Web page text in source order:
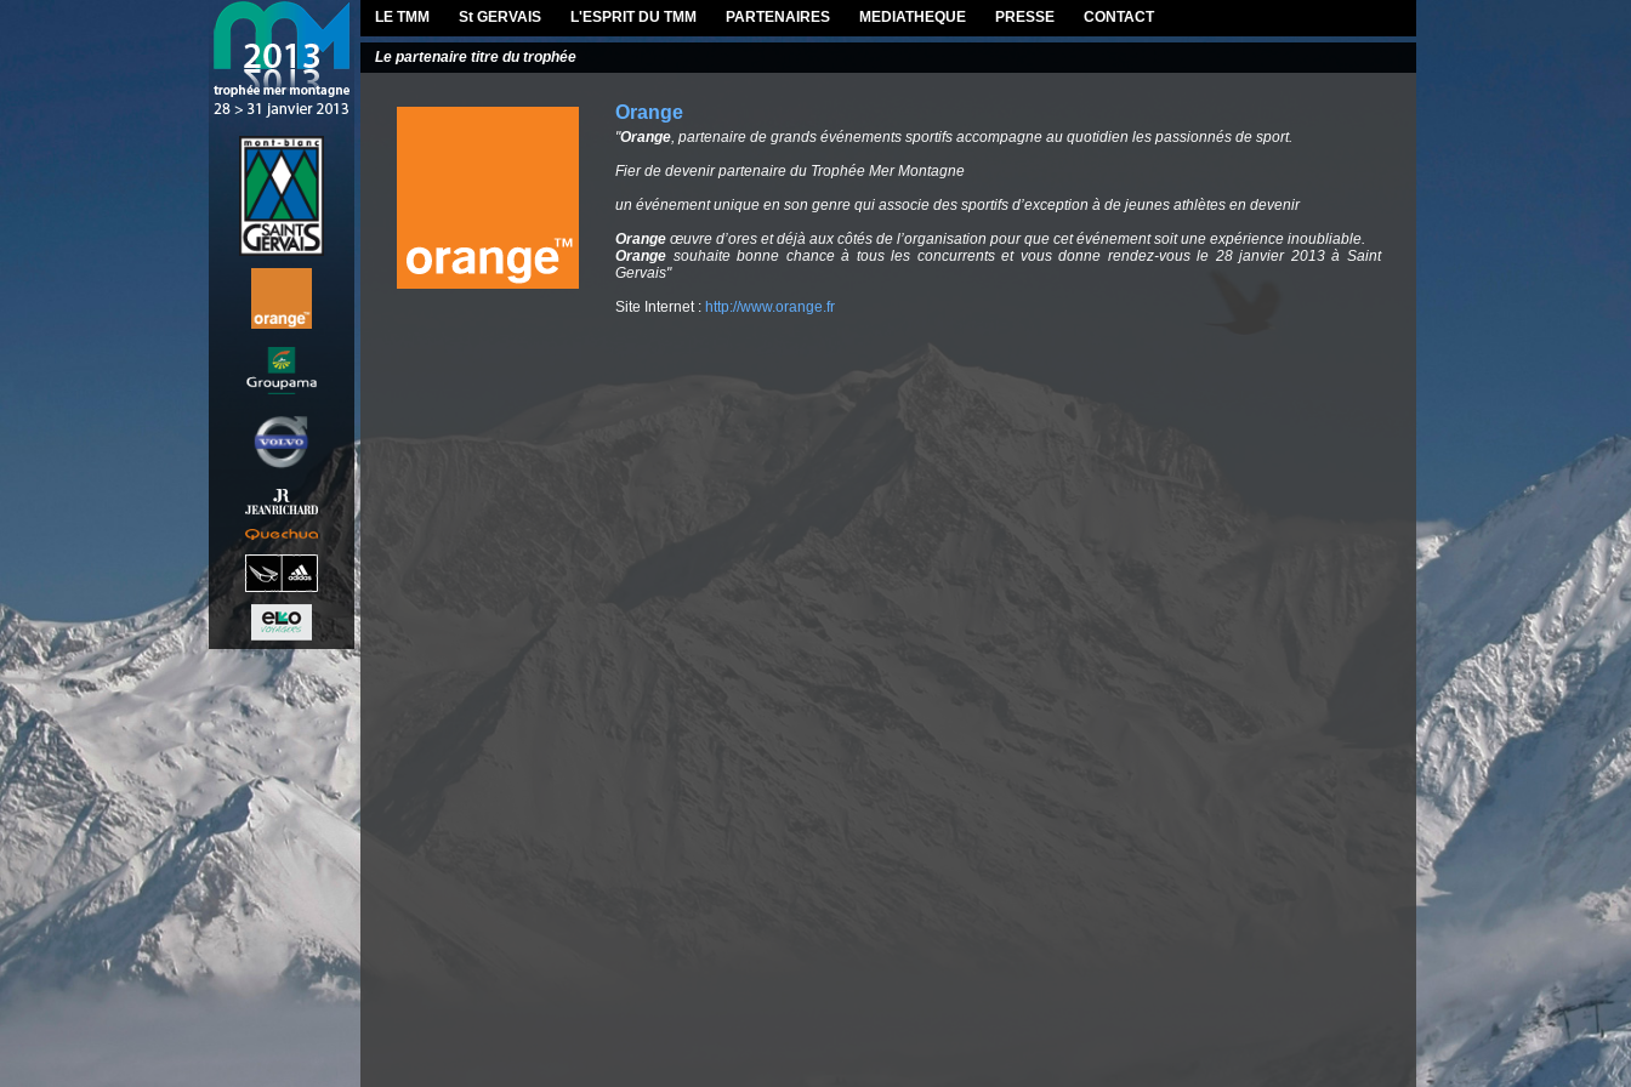
Le partenaire titre du trophée
Orange
"Orange, partenaire de grands événements sportifs accompagne au quotidien les passionnés de sport.
Fier de devenir partenaire du Trophée Mer Montagne
un événement unique en son genre qui associe des sportifs d’exception à de jeunes athlètes en devenir
Orange œuvre d’ores et déjà aux côtés de l’organisation pour que cet événement soit une expérience inoubliable.
Orange souhaite bonne chance à tous les concurrents et vous donne rendez-vous le 28 janvier 2013 à Saint
Gervais"
Site Internet : http://www.orange.fr
LE TMM St GERVAIS L'ESPRIT DU TMM PARTENAIRES MEDIATHEQUE PRESSE CONTACT